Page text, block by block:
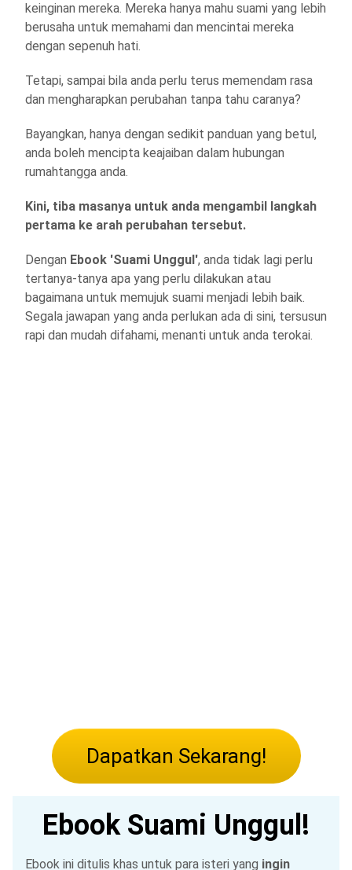
keinginan mereka. Mereka hanya mahu suami yang lebih
berusaha untuk memahami dan mencintai mereka
dengan sepenuh hati.
Tetapi, sampai bila anda perlu terus memendam rasa
dan mengharapkan perubahan tanpa tahu caranya?
Bayangkan, hanya dengan sedikit panduan yang betul,
anda boleh mencipta keajaiban dalam hubungan
rumahtangga anda.
Kini, tiba masanya untuk anda mengambil langkah
pertama ke arah perubahan tersebut.
Dengan Ebook 'Suami Unggul', anda tidak lagi perlu
tertanya-tanya apa yang perlu dilakukan atau
bagaimana untuk memujuk suami menjadi lebih baik.
Segala jawapan yang anda perlukan ada di sini, tersusun
rapi dan mudah difahami, menanti untuk anda terokai.
Dapatkan Sekarang!
Ebook Suami Unggul!
Ebook ini ditulis khas untuk para isteri yang ingin